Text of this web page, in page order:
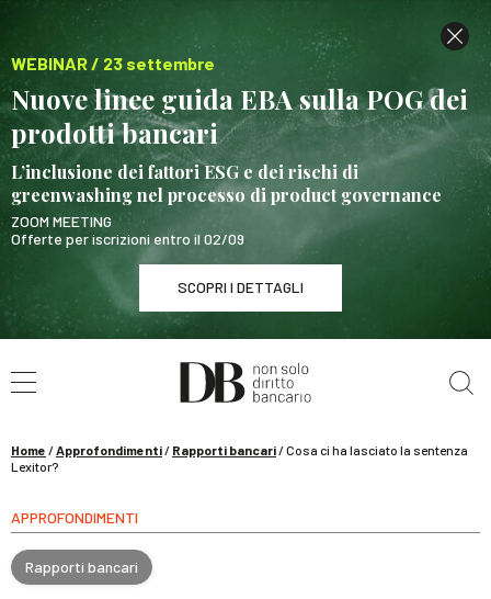
WEBINAR / 23 settembre
Nuove linee guida EBA sulla POG dei
prodotti bancari
L’inclusione dei fattori ESG e dei rischi di
greenwashing nel processo di product governance
ZOOM MEETING
Offerte per iscrizioni entro il 02/09
SCOPRI I DETTAGLI
WEBINAR / 23 settembre
Nuove linee guida EBA sulla POG dei prodotti
SCOPRI I DETTAGLI
Home /Approfondimenti/ Rapporti bancari/Cosa ci ha lasciato la sentenza
Lexitor?
APPROFONDIMENTI
Rapporti bancari